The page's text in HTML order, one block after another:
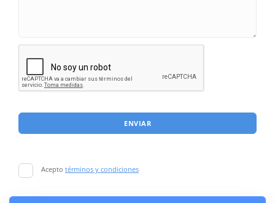
ENVIAR
Acepto términos y condiciones